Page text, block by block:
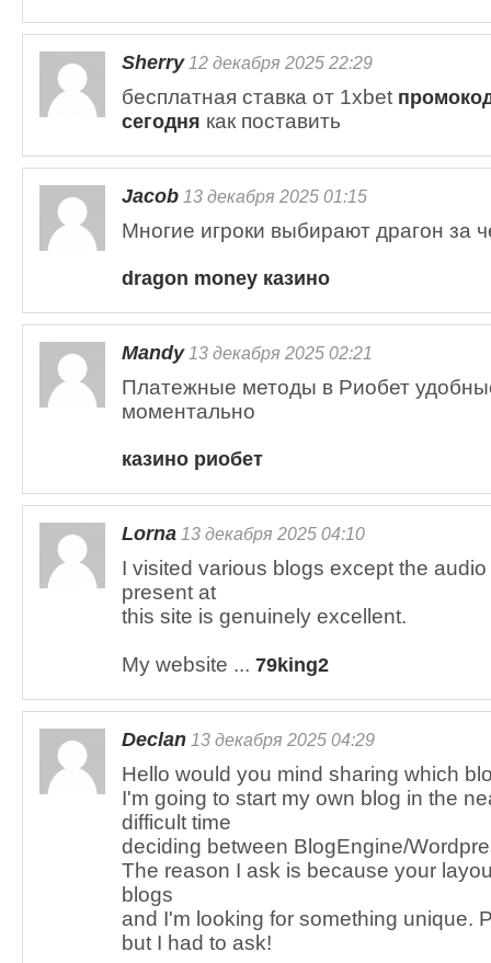
Sherry12 декабря 2025 22:29
бесплатная ставка от 1xbet
сегодня как поставить
Jacob 13 декабря 2025 01:15
Многие игроки выбирают драгон за
dragon money казино
Mandy13 декабря 2025 02:21
Платежные методы в Риобет
моментально
казино риобет
Lorna 13 декабря 2025 04:10
I visited various blogs except the
present at
this site is genuinely excellent.
My website ... 79king2
Declan 13 декабря 2025 04:29
Hello would you mind sharing which
I'm going to start my own blog in the
difficult time
deciding between BlogEngine/
The reason I ask is because your
blogs
and I'm looking for something unique.
but I had to ask!